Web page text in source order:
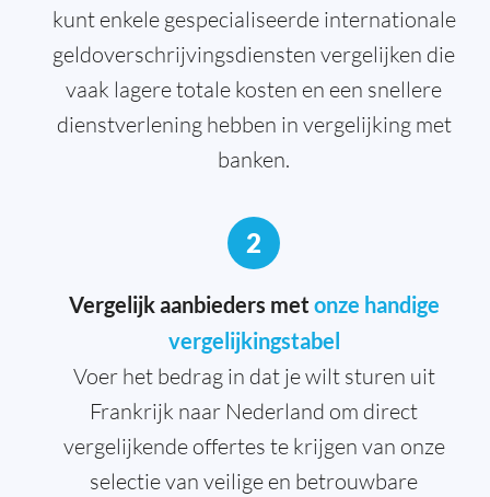
kunt enkele gespecialiseerde internationale
geldoverschrijvingsdiensten vergelijken die
vaak lagere totale kosten en een snellere
dienstverlening hebben in vergelijking met
banken.
2
Vergelijk aanbieders met onze handige
vergelijkingstabel
Voer het bedrag in dat je wilt sturen uit
Frankrijk naar Nederland om direct
vergelijkende offertes te krijgen van onze
selectie van veilige en betrouwbare